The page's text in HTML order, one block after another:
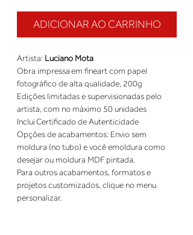
ADICIONAR AO CARRINHO
Artista: Luciano Mota
Obra impressa em fineart com papel
fotográfico de alta qualidade, 200g
Edições limitadas e supervisionadas pelo
artista, com no máximo 50 unidades
Inclui Certificado de Autenticidade
Opções de acabamentos: Envio sem
moldura (no tubo) e você emoldura como
desejar ou moldura MDF pintada.
Para outros acabamentos, formatos e
projetos customizados, clique no menu
personalizar.